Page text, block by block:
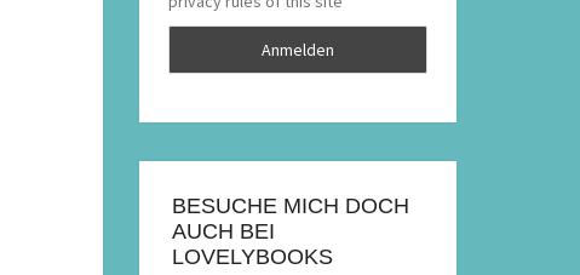
BESUCHE MICH DOCH
AUCH BEI
LOVELYBOOKS